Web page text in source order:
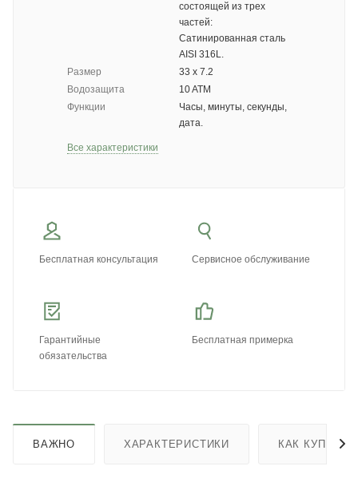
состоящей из трех
частей:
Сатинированная сталь
AISI 316L.
Размер
33 х 7.2
Водозащита
10 ATM
Функции
Часы, минуты, секунды,
дата.
Все характеристики
Бесплатная консультация Сервисное обслуживание
Гарантийные
обязательства
Бесплатная примерка
ВАЖНО ХАРАКТЕРИСТИКИ КАК КУПИТЬ